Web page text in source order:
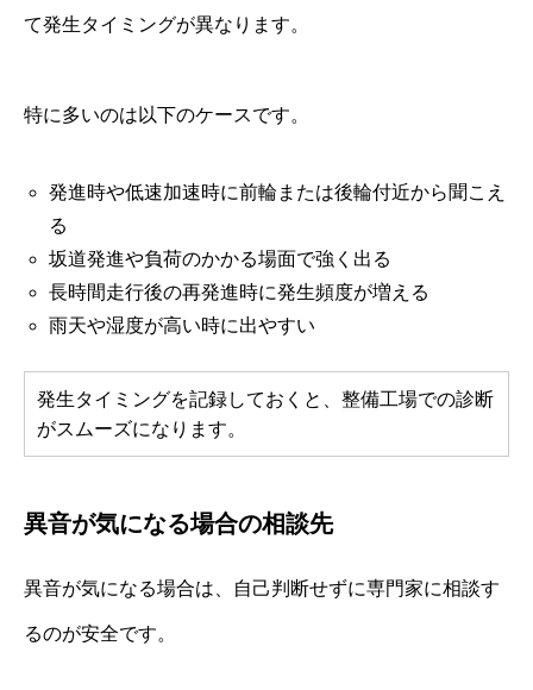
て発生タイミングが異なります。
特に多いのは以下のケースです。
発進時や低速加速時に前輪または後輪付近から聞こえ
る
坂道発進や負荷のかかる場面で強く出る
長時間走行後の再発進時に発生頻度が増える
雨天や湿度が高い時に出やすい
発生タイミングを記録しておくと、整備工場での診断
がスムーズになります。
異音が気になる場合の相談先
異音が気になる場合は、自己判断せずに専門家に相談す
るのが安全です。